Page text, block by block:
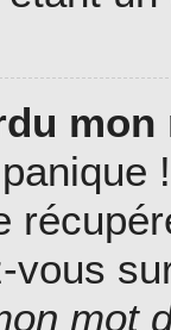
vous
mot